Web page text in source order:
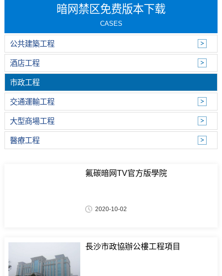
暗网禁区免费版本下载
CASES
公共建築工程
酒店工程
市政工程
交通運輸工程
大型商場工程
醫療工程
氟碳暗网TV官方版學院
2020-10-02
長沙市政協辦公樓工程項目